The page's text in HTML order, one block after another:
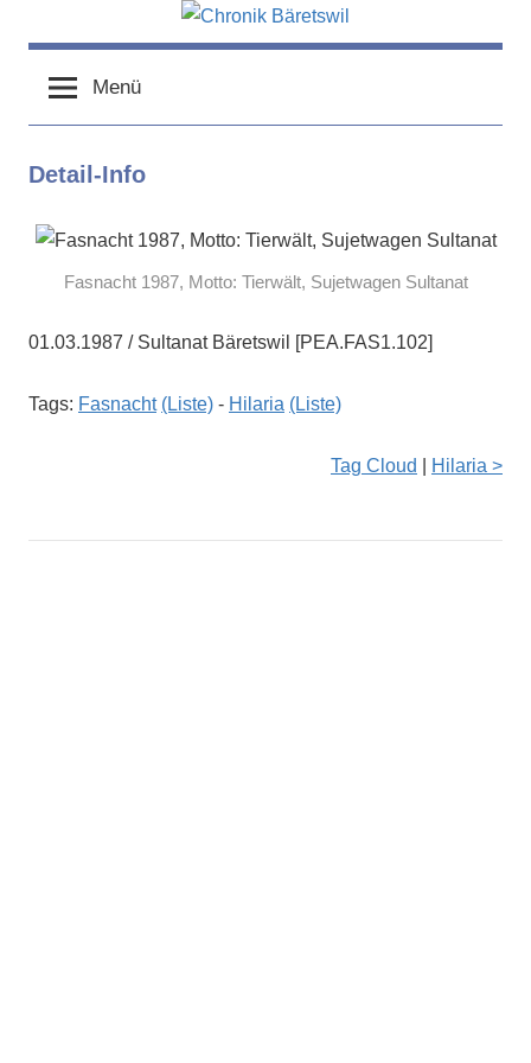
Inhalt
springenchronik-
baeretswil.ch
baeretswil.ch
Menü
Detail-Info
Fasnacht 1987, Motto: Tierwält, Sujetwagen Sultanat
01.03.1987 / Sultanat Bäretswil [PEA.FAS1.102]
Tags: Fasnacht (Liste) - Hilaria (Liste)
Tag Cloud Hilaria >